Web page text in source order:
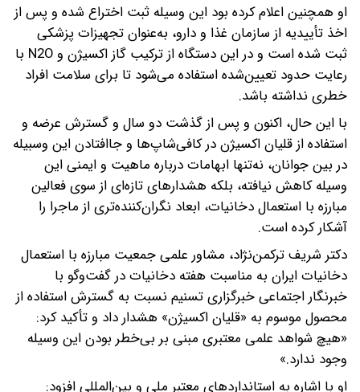
او همچنین اعلام کرده بود این وسیله ثبت اختراع شده و پس از
اخذ تأییدیه از سازمان غذا و دارو، به‌عنوان تجهیزات پزشکی
ثبت شده است و در این دستگاه از ترکیب گاز اکسیژن و N2O با
رعایت حدود تعیین‌شده استفاده می‌شود تا برای سلامت افراد
خطری نداشته باشد.
با این حال، اکنون و پس از گذشت دو سال و گسترش عرضه و
استفاده از قلیان اکسیژن در کافی‌شاپ‌ها و جاافتادن این وسبیله
در بین جوانان، نه‌تنها ابهامات درباره ماهیت و ایمنی این
وسیله کاهش نیافته، بلکه هشدارهای تازه‌ای از سوی فعالین
مبارزه با استعمال دخانیات، ابعاد نگران‌کننده‌تری از ماجرا را
آشکار کرده است.
دکتر شریف ترکمن‌نژاد، مشاور علمی جمعیت مبارزه با استعمال
دخانیات ایران به مناسبت هفته دخانیات در گفت‌وگو با
خبرنگار اجتماعی خبرگزاری تسنیم نسبت به گسترش استفاده از
محصول موسوم به «قلیان اکسیژن» هشدار داد و تأکید کرد:
«هیچ شواهد علمی معتبری مبنی بر بی‌خطر بودن این وسیله
وجود ندارد.»
او با اشاره به استانداردهای معتبر ملی و بین‌المللی افزود: